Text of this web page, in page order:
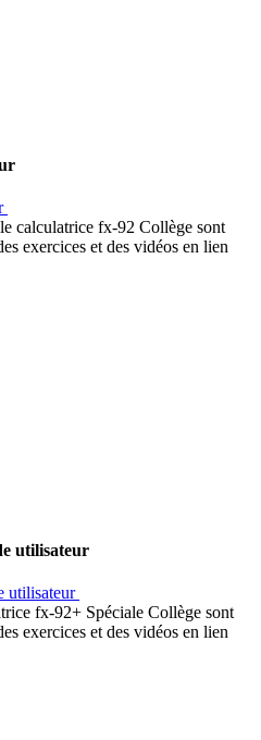
calculatrice fx-92 Collège sont
exercices et des vidéos en lien
utilisateur
utilisateur
fx-92+ Spéciale Collège sont
exercices et des vidéos en lien